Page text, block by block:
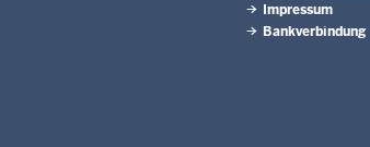
Impressum
Bankverbindung